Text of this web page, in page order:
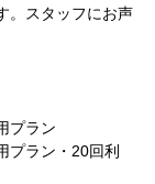
。スタッフにお声
プラン
プラン・20回利